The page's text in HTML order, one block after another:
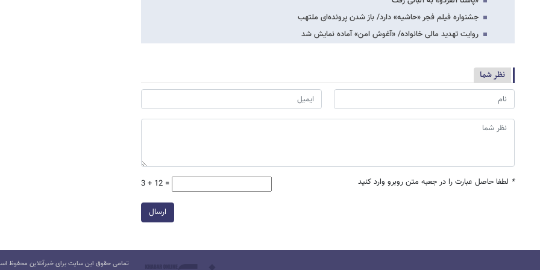
جشنواره فیلم فجر «حاشیه» دارد/ باز شدن پرونده‌ای ملتهب
روایت تهدید مالی خانواده/ «آغوش امن» آماده نمایش شد
نظر شما
* لطفا حاصل عبارت را در جعبه متن روبرو وارد کنید 3 + 12 =
ارسال
تمامی حقوق این سایت برای خبرآنلاین محفوظ